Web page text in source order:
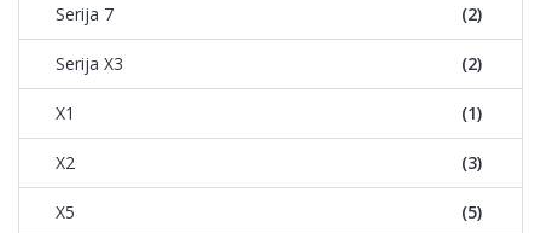
Serija 7 (2)
Serija X3 (2)
X1 (1)
X2 (3)
X5 (5)